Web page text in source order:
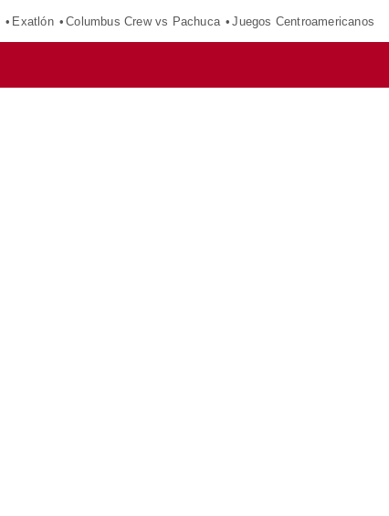
Exatlón Columbus Crew vs Pachuca Juegos Centroamericanos